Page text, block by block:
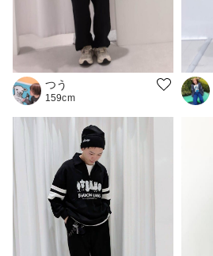
つう
159cm